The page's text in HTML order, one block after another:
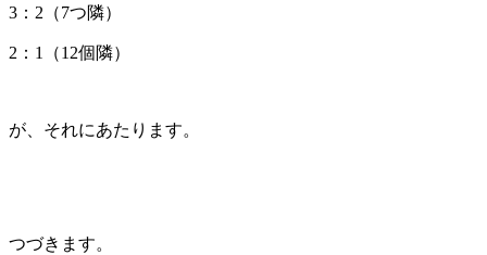
3 ： 2 （7つ隣）
2 ： 1 （12個隣）
が、それにあたります。
つづきます。